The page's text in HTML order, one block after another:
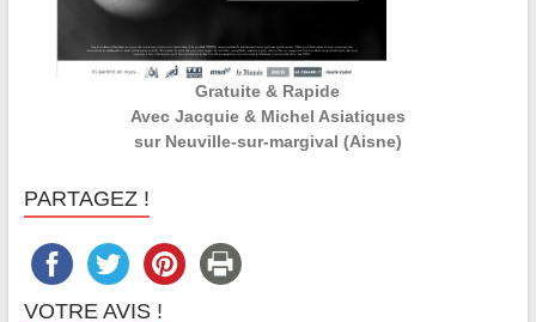
Gratuite & Rapide
Avec Jacquie & Michel Asiatiques
sur Neuville-sur-margival (Aisne)
PARTAGEZ !
VOTRE AVIS !